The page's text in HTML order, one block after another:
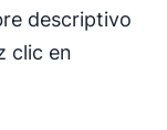
descriptivo
clic en